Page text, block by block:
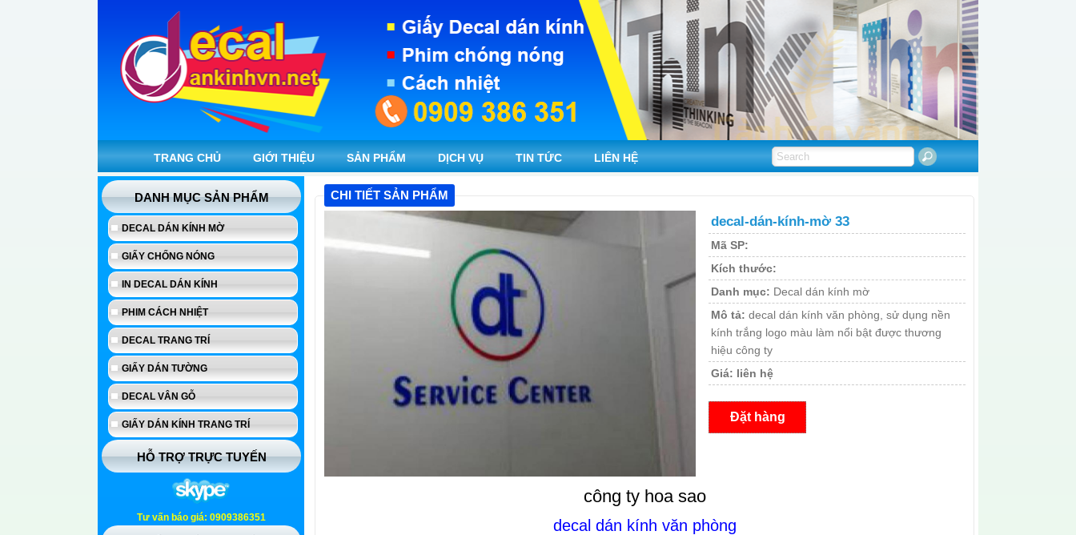
TRANG CHỦ GIỚI THIỆU SẢN PHẨM DỊCH VỤ TIN TỨC LIÊN HỆ
CHI TIẾT SẢN PHẨM
decal-dán-kính-mờ 33
Mã SP:
Kích thước:
Danh mục: Decal dán kính mờ
Mô tả: decal dán kính văn phòng, sử dụng nền
kính trắng logo màu làm nổi bật được thương
hiệu công ty
Giá: liên hệ
Đặt hàng
công ty hoa sao
decal dán kính văn phòng
DANH MỤC SẢN PHẨM
DECAL DÁN KÍNH MỜ
GIẤY CHỐNG NÓNG
IN DECAL DÁN KÍNH
PHIM CÁCH NHIỆT
DECAL TRANG TRÍ
GIẤY DÁN TƯỜNG
DECAL VÂN GỖ
GIẤY DÁN KÍNH TRANG TRÍ
HỖ TRỢ TRỰC TUYẾN
Tư vấn báo giá: 0909386351